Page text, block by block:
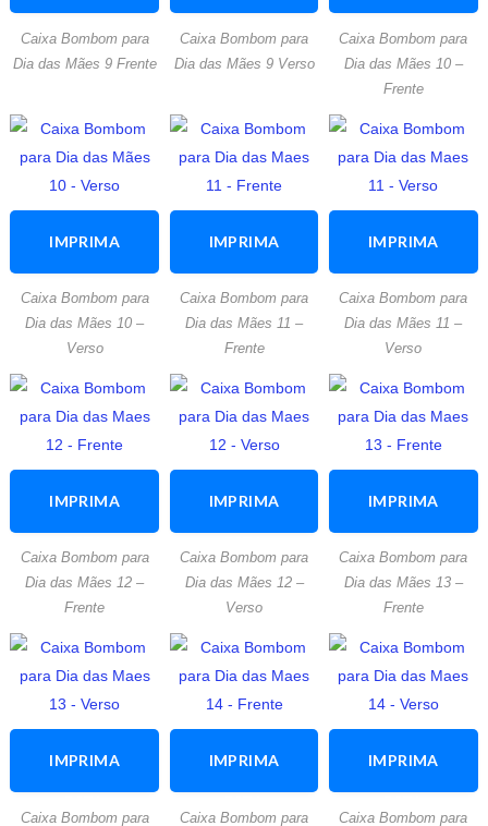
ATIVIDADE
Caixa Bombom para
Dia das Mães 9 Frente
ATIVIDADE
Caixa Bombom para
Dia das Mães 9 Verso
ATIVIDADE
Caixa Bombom para
Dia das Mães 10 –
Frente
IMPRIMA
ATIVIDADE
Caixa Bombom para
Dia das Mães 10 –
Verso
IMPRIMA
ATIVIDADE
Caixa Bombom para
Dia das Mães 11 –
Frente
IMPRIMA
ATIVIDADE
Caixa Bombom para
Dia das Mães 11 –
Verso
IMPRIMA
ATIVIDADE
Caixa Bombom para
Dia das Mães 12 –
Frente
IMPRIMA
ATIVIDADE
Caixa Bombom para
Dia das Mães 12 –
Verso
IMPRIMA
ATIVIDADE
Caixa Bombom para
Dia das Mães 13 –
Frente
IMPRIMA
Caixa Bombom para
IMPRIMA
Caixa Bombom para
IMPRIMA
Caixa Bombom para